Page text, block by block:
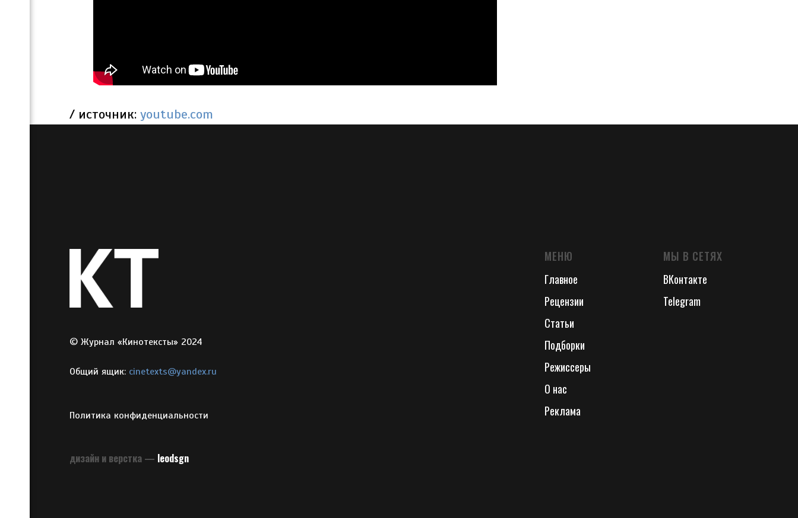
/ источник: youtube.com
© Журнал «Кинотексты» 2024
Общий ящик: cinetexts@yandex.ru
Политика конфиденциальности
дизайн и верстка — leodsgn
МЕНЮ
Главное
Рецензии
Статьи
Подборки
Режиссеры
О нас
Реклама
МЫ В СЕТЯХ
ВКонтакте
Telegram